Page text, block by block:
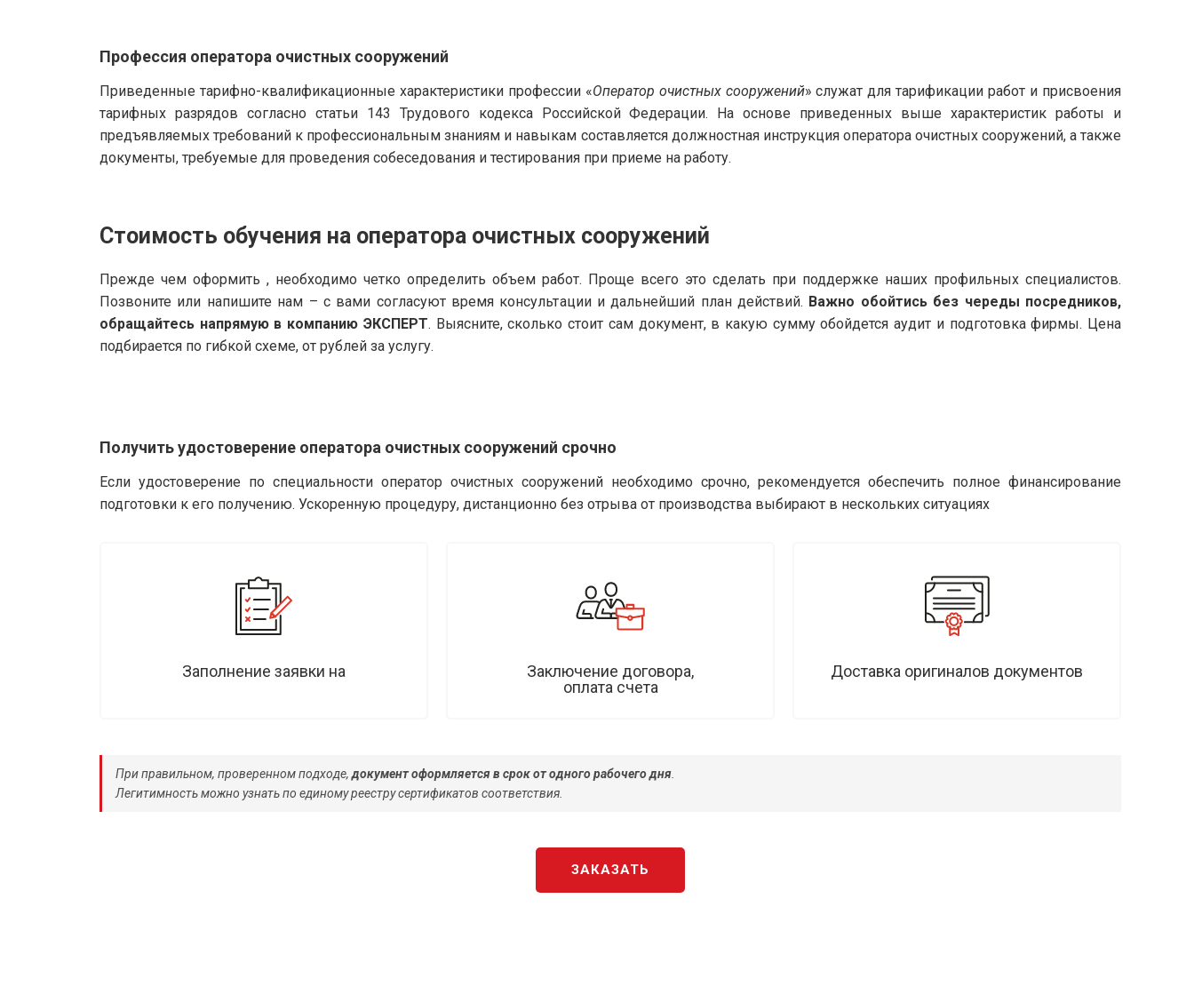
Профессия оператора очистных сооружений
Приведенные тарифно-квалификационные характеристики профессии «Оператор очистных сооружений» служат для тарификации работ и присвоения
тарифных разрядов согласно статьи 143 Трудового кодекса Российской Федерации. На основе приведенных выше характеристик работы и
предъявляемых требований к профессиональным знаниям и навыкам составляется должностная инструкция оператора очистных сооружений, а также
документы, требуемые для проведения собеседования и тестирования при приеме на работу.
Стоимость обучения на оператора очистных сооружений
Прежде чем оформить , необходимо четко определить объем работ. Проще всего это сделать при поддержке наших профильных специалистов.
Позвоните или напишите нам – с вами согласуют время консультации и дальнейший план действий. Важно обойтись без череды посредников,
обращайтесь напрямую в компанию ЭКСПЕРТ. Выясните, сколько стоит сам документ, в какую сумму обойдется аудит и подготовка фирмы. Цена
подбирается по гибкой схеме, от рублей за услугу.
Получить удостоверение оператора очистных сооружений срочно
Если удостоверение по специальности оператор очистных сооружений необходимо срочно, рекомендуется обеспечить полное финансирование
подготовки к его получению. Ускоренную процедуру, дистанционно без отрыва от производства выбирают в нескольких ситуациях
Заполнение заявки на
Заключение договора,
оплата счета
Доставка оригиналов документов
При правильном, проверенном подходе,документ оформляется в срок от одного рабочего дня
Легитимность можно узнать по единому реестру сертификатов соответствия.
ЗАКАЗАТЬ